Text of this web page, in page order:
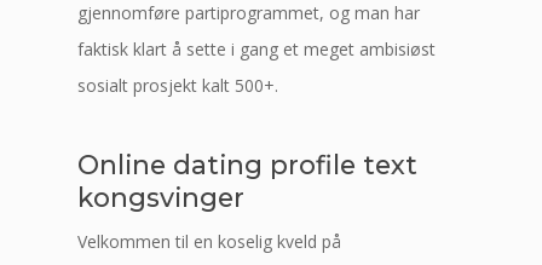
gjennomføre partiprogrammet, og man har
faktisk klart å sette i gang et meget ambisiøst
sosialt prosjekt kalt 500+.
Online dating profile text
kongsvinger
Velkommen til en koselig kveld på